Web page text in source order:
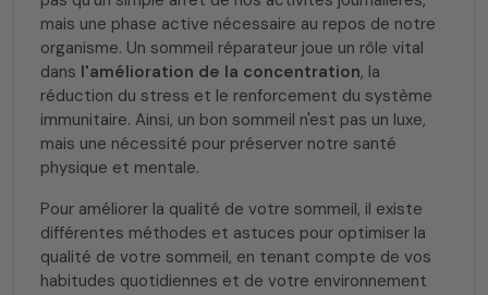
mais une phase active nécessaire au repos de notre
organisme. Un sommeil réparateur joue un rôle vital
dans l'amélioration de la concentration, la
réduction du stress et le renforcement du système
immunitaire. Ainsi, un bon sommeil n'est pas un luxe,
mais une nécessité pour préserver notre santé
physique et mentale.
Pour améliorer la qualité de votre sommeil, il existe
différentes méthodes et astuces pour optimiser la
qualité de votre sommeil, en tenant compte de vos
habitudes quotidiennes et de votre environnement